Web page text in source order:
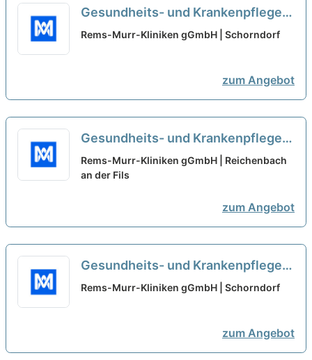
Gesundheits- und Krankenpfleger
(m/w/d) - Geriatrie und
Rems-Murr-Kliniken gGmbH | Schorndorf
zum Angebot
Gesundheits- und Krankenpfleger
(m/w/d) - Geriatrie und
Ausbildungsstation
Rems-Murr-Kliniken gGmbH | Reichenbach
an der Fils
zum Angebot
Gesundheits- und Krankenpfleger
(m/w/d) - Geriatrie und
Rems-Murr-Kliniken gGmbH | Schorndorf
zum Angebot